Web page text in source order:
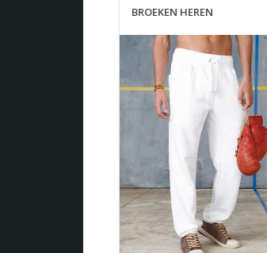
BROEKEN HEREN